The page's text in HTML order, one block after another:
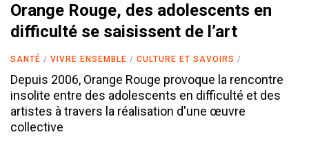
Orange Rouge, des adolescents en
difficulté se saisissent de l’art
SANTÉ VIVRE ENSEMBLE CULTURE ET SAVOIRS
Depuis 2006, Orange Rouge provoque la rencontre
insolite entre des adolescents en difficulté et des
artistes à travers la réalisation d'une œuvre
collective